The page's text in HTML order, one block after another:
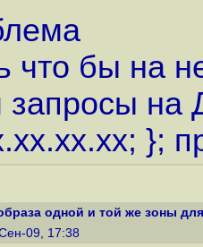
что бы на
запросы
};
одной и той же зоны
09, 17:38